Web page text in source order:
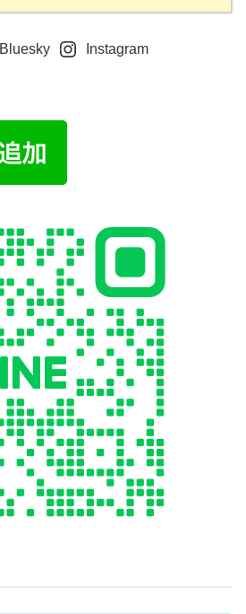
Bluesky
Instagram